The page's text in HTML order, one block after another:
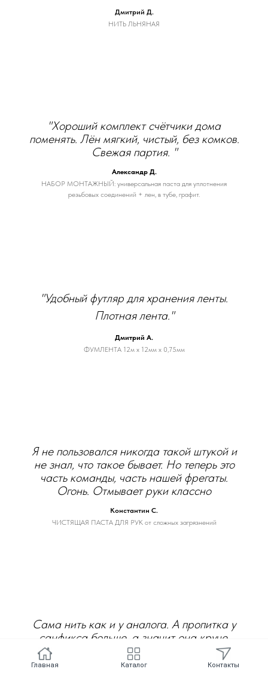
Главная Каталог Контакты
Дмитрий Д.
НИТЬ ЛЬНЯНАЯ
"Хороший комплект счётчики дома
поменять. Лён мягкий, чистый, без комков.
Свежая партия. "
Александр Д.
НАБОР МОНТАЖНЫЙ: универсальная паста для уплотнения
резьбовых соединений + лен, в тубе, графит.
"Удобный футляр для хранения ленты.
Плотная лента."
Дмитрий А.
ФУМЛЕНТА 12м х 12мм х 0,75мм
Я не пользовался никогда такой штукой и
не знал, что такое бывает. Но теперь это
часть команды, часть нашей фрегаты.
Огонь. Отмывает руки классно
Константин С.
ЧИСТЯЩАЯ ПАСТА ДЛЯ РУК от сложных загрязнений
Сама нить как и у аналога. А пропитка у
санфикса больше, а значит она круче.
Короче, так держать....